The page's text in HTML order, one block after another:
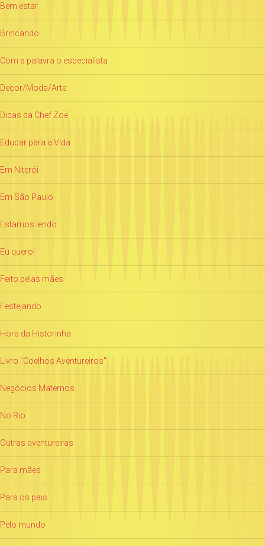
Bem estar
Brincando
Com a palavra o especialista
Decor/Moda/Arte
Dicas da Chef Zoë
Educar para a Vida
Em Niterói
Em São Paulo
Estamos lendo
Eu quero!
Feito pelas mães
Festejando
Hora da Historinha
Livro "Coelhos Aventureiros"
Negócios Maternos
No Rio
Outras aventureiras
Para mães
Para os pais
Pelo mundo